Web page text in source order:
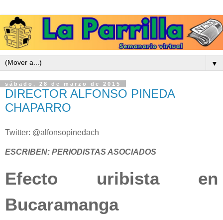
▼
sábado, 28 de marzo de 2015
DIRECTOR ALFONSO PINEDA
CHAPARRO
Twitter: @alfonsopinedach
ESCRIBEN: PERIODISTAS ASOCIADOS
Efecto uribista en
Bucaramanga